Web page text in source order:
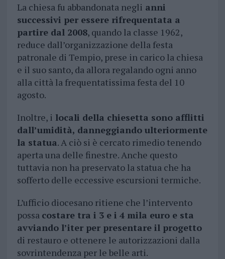
La chiesa fu abbandonata negli anni
successivi per essere rifrequentata a
partire dal 2008, quando la classe 1962,
reduce dall’organizzazione della festa
patronale di Tempio, prese in carico la chiesa
e il suo santo, da allora regalando ogni anno
alla città la frequentatissima festa del 10
agosto.
Inoltre, i locali della chiesetta sono afflitti
dall’umidità, danneggiando ulteriormente
la statua. A ciò si è cercato rimedio tenendo
aperta una delle finestre. Anche questo
tuttavia non ha preservato la statua che ha
sofferto delle eccessive escursioni termiche.
L’ufficio diocesano ritiene che l’intervento
possa costare tra i 3 e i 4 mila euro e sta
avviando l’iter per presentare il progetto
di restauro e ottenere le autorizzazioni dalla
sovrintendenza per le belle arti.